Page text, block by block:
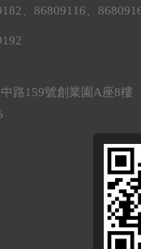
、86809116、
路159號創業園A座8樓